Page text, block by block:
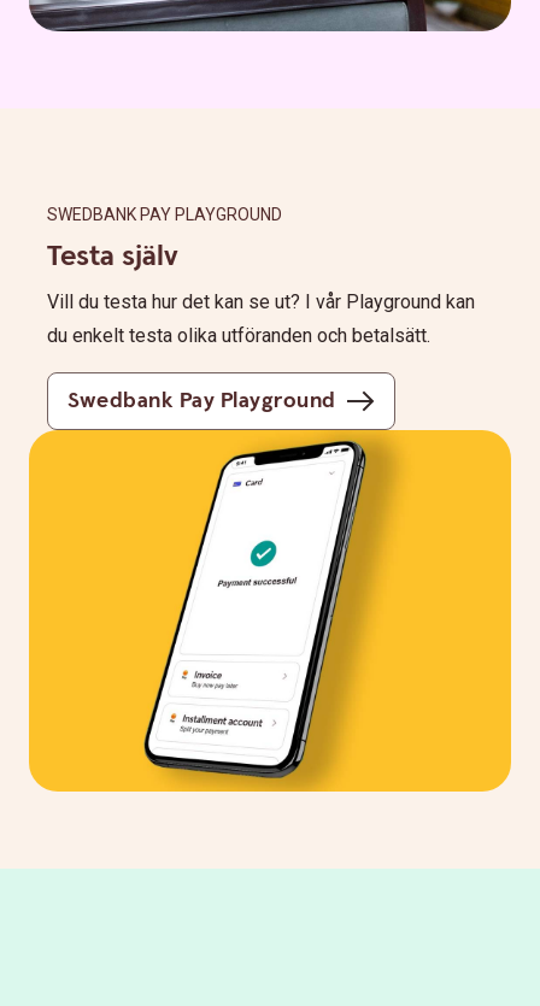
SWEDBANK PAY PLAYGROUND
Testa själv
Vill du testa hur det kan se ut? I vår Playground kan
du enkelt testa olika utföranden och betalsätt.
Swedbank Pay Playground